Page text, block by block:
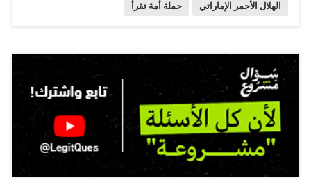
تفاصيل بناء على توجيهات سمو الشيخ حمدان بن زايد آل نهيان
بسرعة تنفيذ الحملة وتوسيع قاعدة الأفراد والدول المستفيدة
من فعالياتها بدأت الهيئة أمس عمليات توزيع نصف مليون
كتاب على النازحين العراقيين واللاجئين السوريين في
كردستان العراق، كما تم تخصيص نصف مليون كتاب للاجئين
السوريين في المخيمات الأردنية. وأعلنت هيئة الهلال الأحمر
الهلال الأحمر الإماراتي حملة أمة تقرأ